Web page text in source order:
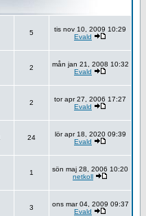
5
tis nov 10, 2009 10:29
Evald
2
mån jan 21, 2008 10:32
Evald
2
tor apr 27, 2006 17:27
Evald
24
lör apr 18, 2020 09:39
Evald
1
sön maj 28, 2006 10:20
netkoll
3
ons mar 04, 2009 09:37
Evald